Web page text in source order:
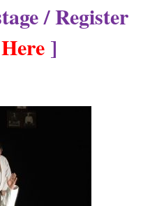
/ Register
]